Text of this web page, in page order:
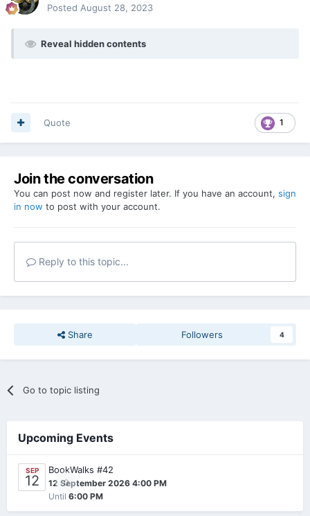
Posted August 28, 2023
Reveal hidden contents
1
Quote
Join the conversation
You can post now and register later. If you have an account, sign
in now to post with your account.
Reply to this topic...
Share Followers 4
Go to topic listing
Upcoming Events
SEP
12 0
BookWalks #42
12 September 2026 4:00 PM
Until 6:00 PM